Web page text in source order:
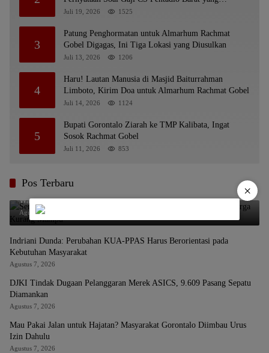
Nunggak
Juli 19, 2026 1525
3
Patung Penghormatan untuk Almarhum Rachmat
Gobel Digagas, Ini Tiga Lokasi yang Diusulkan
Juli 13, 2026 1206
4
Haru! Lautan Manusia di Masjid Baiturrahman
Limboto, Kirim Doa untuk Almarhum Rachmat Gobel
Juli 14, 2026 1124
5
Bupati Gorontalo Ziarah ke TMP Kalibata, Ingat
Sosok Rachmat Gobel
Juli 11, 2026 853
Pos Terbaru
Semester I 2026, Baznas Kabgor Selesaikan 11 Rumah untuk
Warga Kurang Mampu
Agustus 7, 2026
Indriani Dunda: Perubahan KUA-PPAS Harus Berorientasi pada
Kebutuhan Masyarakat
Agustus 7, 2026
DJKI Tindak Dugaan Pelanggaran Merek ASICS, 9.609 Pasang Sepatu
Diamankan
Agustus 7, 2026
Mau Pakai Jalan untuk Hajatan? Masyarakat Gorontalo Diimbau Urus
Izin Dahulu
Agustus 7, 2026
×